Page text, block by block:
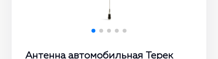
Антенна автомобильная Терек